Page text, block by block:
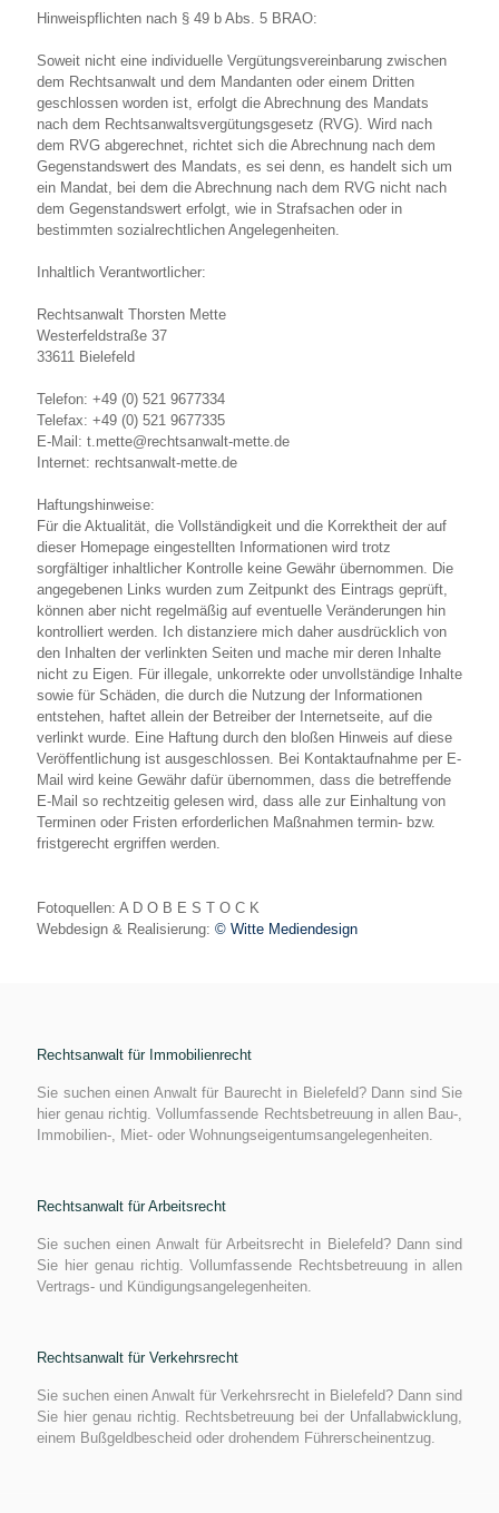
Hinweispflichten nach § 49 b Abs. 5 BRAO:
Soweit nicht eine individuelle Vergütungsvereinbarung zwischen
dem Rechtsanwalt und dem Mandanten oder einem Dritten
geschlossen worden ist, erfolgt die Abrechnung des Mandats
nach dem Rechtsanwaltsvergütungsgesetz (RVG). Wird nach
dem RVG abgerechnet, richtet sich die Abrechnung nach dem
Gegenstandswert des Mandats, es sei denn, es handelt sich um
ein Mandat, bei dem die Abrechnung nach dem RVG nicht nach
dem Gegenstandswert erfolgt, wie in Strafsachen oder in
bestimmten sozialrechtlichen Angelegenheiten.
Inhaltlich Verantwortlicher:
Rechtsanwalt Thorsten Mette
Westerfeldstraße 37
33611 Bielefeld
Telefon: +49 (0) 521 9677334
Telefax: +49 (0) 521 9677335
E-Mail: t.mette@rechtsanwalt-mette.de
Internet: rechtsanwalt-mette.de
Haftungshinweise:
Für die Aktualität, die Vollständigkeit und die Korrektheit der auf
dieser Homepage eingestellten Informationen wird trotz
sorgfältiger inhaltlicher Kontrolle keine Gewähr übernommen. Die
angegebenen Links wurden zum Zeitpunkt des Eintrags geprüft,
können aber nicht regelmäßig auf eventuelle Veränderungen hin
kontrolliert werden. Ich distanziere mich daher ausdrücklich von
den Inhalten der verlinkten Seiten und mache mir deren Inhalte
nicht zu Eigen. Für illegale, unkorrekte oder unvollständige Inhalte
sowie für Schäden, die durch die Nutzung der Informationen
entstehen, haftet allein der Betreiber der Internetseite, auf die
verlinkt wurde. Eine Haftung durch den bloßen Hinweis auf diese
Veröffentlichung ist ausgeschlossen. Bei Kontaktaufnahme per E-
Mail wird keine Gewähr dafür übernommen, dass die betreffende
E-Mail so rechtzeitig gelesen wird, dass alle zur Einhaltung von
Terminen oder Fristen erforderlichen Maßnahmen termin- bzw.
fristgerecht ergriffen werden.
Fotoquellen: A D O B E S T O C K
Webdesign & Realisierung: © Witte Mediendesign
Rechtsanwalt für Immobilienrecht
Sie suchen einen Anwalt für Baurecht in Bielefeld? Dann sind Sie
hier genau richtig. Vollumfassende Rechtsbetreuung in allen Bau-,
Immobilien-, Miet- oder Wohnungseigentumsangelegenheiten.
Rechtsanwalt für Arbeitsrecht
Sie suchen einen Anwalt für Arbeitsrecht in Bielefeld? Dann sind
Sie hier genau richtig. Vollumfassende Rechtsbetreuung in allen
Vertrags- und Kündigungsangelegenheiten.
Rechtsanwalt für Verkehrsrecht
Sie suchen einen Anwalt für Verkehrsrecht in Bielefeld? Dann sind
Sie hier genau richtig. Rechtsbetreuung bei der Unfallabwicklung,
einem Bußgeldbescheid oder drohendem Führerscheinentzug.